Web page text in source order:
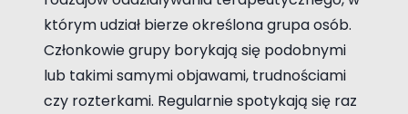
którym udział bierze określona grupa osób.
Członkowie grupy borykają się podobnymi
lub takimi samymi objawami, trudnościami
czy rozterkami. Regularnie spotykają się raz